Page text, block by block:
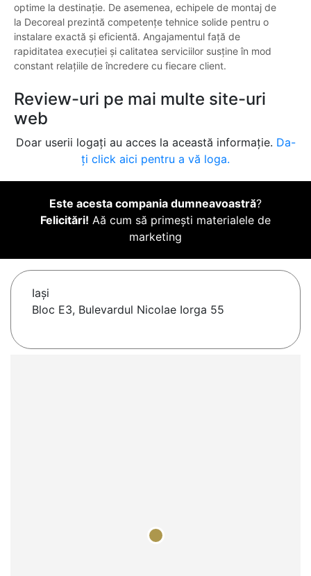
optime la destinație. De asemenea, echipele de montaj de
la Decoreal prezintă competențe tehnice solide pentru o
instalare exactă și eficientă. Angajamentul față de
rapiditatea execuției și calitatea serviciilor susține în mod
constant relațiile de încredere cu fiecare client.
Review-uri pe mai multe site-uri
web
Doar userii logați au acces la această informație. Da-
ți click aici pentru a vă loga.
Este acesta compania dumneavoastră?
Felicitări! Aă cum să primești materialele de
marketing
Iaşi
Bloc E3, Bulevardul Nicolae Iorga 55